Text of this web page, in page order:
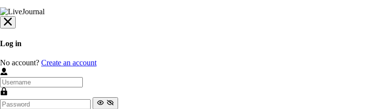
Log in
No account? Create an account